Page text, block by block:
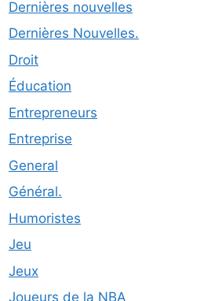
Dernières nouvelles
Dernières Nouvelles.
Droit
Éducation
Entrepreneurs
Entreprise
General
Général.
Humoristes
Jeu
Jeux
Joueurs de la NBA